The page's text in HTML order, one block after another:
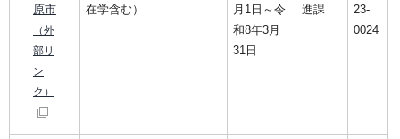
原市
（外
部リ
ン
ク）
在学含む）
月1日～令
和8年3月
31日
進課
23-
0024